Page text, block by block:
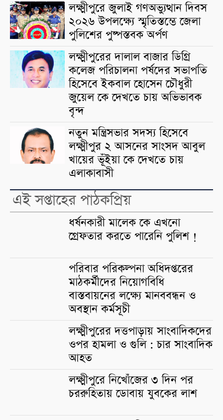
লক্ষ্মীপুরে জুলাই গণঅভ্যুত্থান দিবস
২০২৬ উপলক্ষ্যে স্মৃতিস্তম্ভে জেলা
পুলিশের পুষ্পস্তবক অর্পণ
লক্ষ্মীপুরের দালাল বাজার ডিগ্রি
কলেজ পরিচালনা পর্ষদের সভাপতি
হিসেবে ইকবাল হোসেন চৌধুরী
জুয়েল কে দেখতে চায় অভিভাবক
বৃন্দ
নতুন মন্ত্রিসভার সদস্য হিসেবে
লক্ষ্মীপুর ২ আসনের সাংসদ আবুল
খায়ের ভূঁইয়া কে দেখতে চায়
এলাকাবাসী
এই সপ্তাহের পাঠকপ্রিয়
ধর্ষনকারী মালেক কে এখনো
গ্রেফতার করতে পারেনি পুলিশ !
পরিবার পরিকল্পনা অধিদপ্তরের
মাঠকর্মীদের নিয়োগবিধি
বাস্তবায়নের লক্ষ্যে মানববন্ধন ও
অবস্থান কর্মসূচী
লক্ষ্মীপুরের দত্তপাড়ায় সাংবাদিকদের
ওপর হামলা ও গুলি : চার সাংবাদিক
আহত
লক্ষ্মীপুরে নিখোঁজের ৩ দিন পর
চররুহিতায় ডোবায় যুবকের লাশ